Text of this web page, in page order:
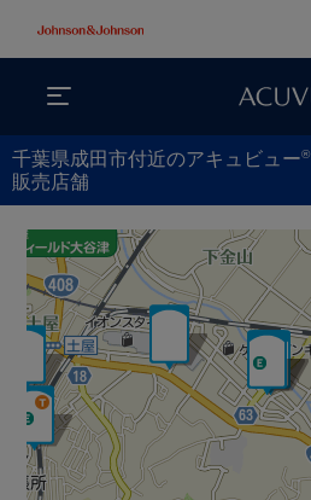
千葉県成田市付近のアキュビュー®
販売店舗